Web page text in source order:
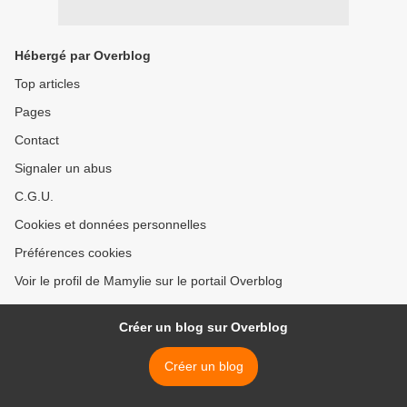
Hébergé par Overblog
Top articles
Pages
Contact
Signaler un abus
C.G.U.
Cookies et données personnelles
Préférences cookies
Voir le profil de Mamylie sur le portail Overblog
Créer un blog sur Overblog
Créer un blog